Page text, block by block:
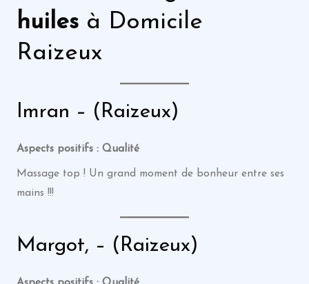
huilesà Domicile
Raizeux
Imran – (Raizeux)
Aspects positifs : Qualité
Massage top ! Un grand moment de bonheur entre ses
mains !!!
Margot, – (Raizeux)